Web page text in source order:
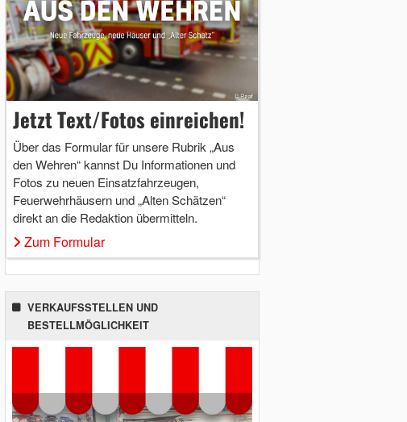
Jetzt Text/Fotos einreichen!
Über das Formular für unsere Rubrik „Aus
den Wehren“ kannst Du Informationen und
Fotos zu neuen Einsatzfahrzeugen,
Feuerwehrhäusern und „Alten Schätzen“
direkt an die Redaktion übermitteln.
Zum Formular
VERKAUFSSTELLEN UND
BESTELLMÖGLICHKEIT